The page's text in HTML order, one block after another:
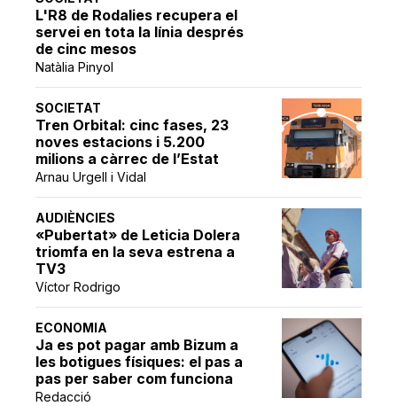
L'R8 de Rodalies recupera el
servei en tota la línia després
de cinc mesos
Natàlia Pinyol
SOCIETAT
Tren Orbital: cinc fases, 23
noves estacions i 5.200
milions a càrrec de l’Estat
Arnau Urgell i Vidal
AUDIÈNCIES
«Pubertat» de Leticia Dolera
triomfa en la seva estrena a
TV3
Víctor Rodrigo
ECONOMIA
Ja es pot pagar amb Bizum a
les botigues físiques: el pas a
pas per saber com funciona
Redacció